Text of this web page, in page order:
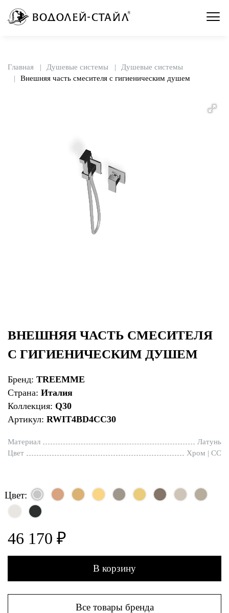
Главная Душевые системы
Душевые системы
Внешняя часть смесителя с гигиеническим душем
ВНЕШНЯЯ ЧАСТЬ СМЕСИТЕЛЯ
С ГИГИЕНИЧЕСКИМ ДУШЕМ
Бренд: TREEMME
Страна: Италия
Коллекция: Q30
Артикул: RWIT4BD4CC30
Материал
Латунь
Цвет
Хром | CC
Цвет:
46 170 ₽
В корзину
Все товары бренда